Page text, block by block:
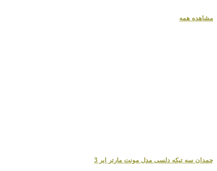
مشاهده همه
چمدان سه تیکه دلسی مدل مونت مارتر ایر 3